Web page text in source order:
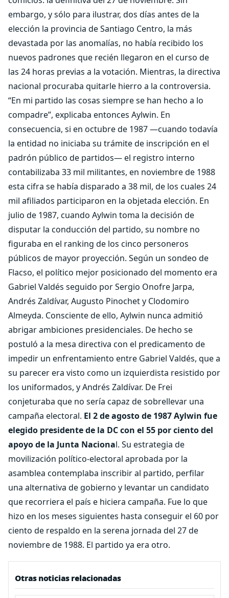
embargo, y sólo para ilustrar, dos días antes de la
elección la provincia de Santiago Centro, la más
devastada por las anomalías, no había recibido los
nuevos padrones que recién llegaron en el curso de
las 24 horas previas a la votación. Mientras, la directiva
nacional procuraba quitarle hierro a la controversia.
“En mi partido las cosas siempre se han hecho a lo
compadre”, explicaba entonces Aylwin. En
consecuencia, si en octubre de 1987 —cuando todavía
la entidad no iniciaba su trámite de inscripción en el
padrón público de partidos— el registro interno
contabilizaba 33 mil militantes, en noviembre de 1988
esta cifra se había disparado a 38 mil, de los cuales 24
mil afiliados participaron en la objetada elección. En
julio de 1987, cuando Aylwin toma la decisión de
disputar la conducción del partido, su nombre no
figuraba en el ranking de los cinco personeros
públicos de mayor proyección. Según un sondeo de
Flacso, el político mejor posicionado del momento era
Gabriel Valdés seguido por Sergio Onofre Jarpa,
Andrés Zaldívar, Augusto Pinochet y Clodomiro
Almeyda. Consciente de ello, Aylwin nunca admitió
abrigar ambiciones presidenciales. De hecho se
postuló a la mesa directiva con el predicamento de
impedir un enfrentamiento entre Gabriel Valdés, que a
su parecer era visto como un izquierdista resistido por
los uniformados, y Andrés Zaldívar. De Frei
conjeturaba que no sería capaz de sobrellevar una
campaña electoral. El 2 de agosto de 1987 Aylwin fue
elegido presidente de la DC con el 55 por ciento del
apoyo de la Junta Nacional. Su estrategia de
movilización político-electoral aprobada por la
asamblea contemplaba inscribir al partido, perfilar
una alternativa de gobierno y levantar un candidato
que recorriera el país e hiciera campaña. Fue lo que
hizo en los meses siguientes hasta conseguir el 60 por
ciento de respaldo en la serena jornada del 27 de
noviembre de 1988. El partido ya era otro.
Otras noticias relacionadas